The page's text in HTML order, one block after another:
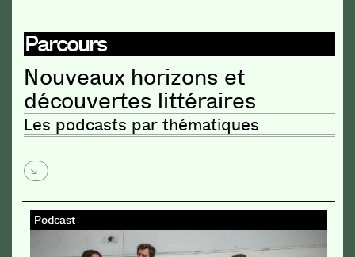
Parcours
Nouveaux horizons et
découvertes littéraires
Les podcasts par thématiques
Podcast